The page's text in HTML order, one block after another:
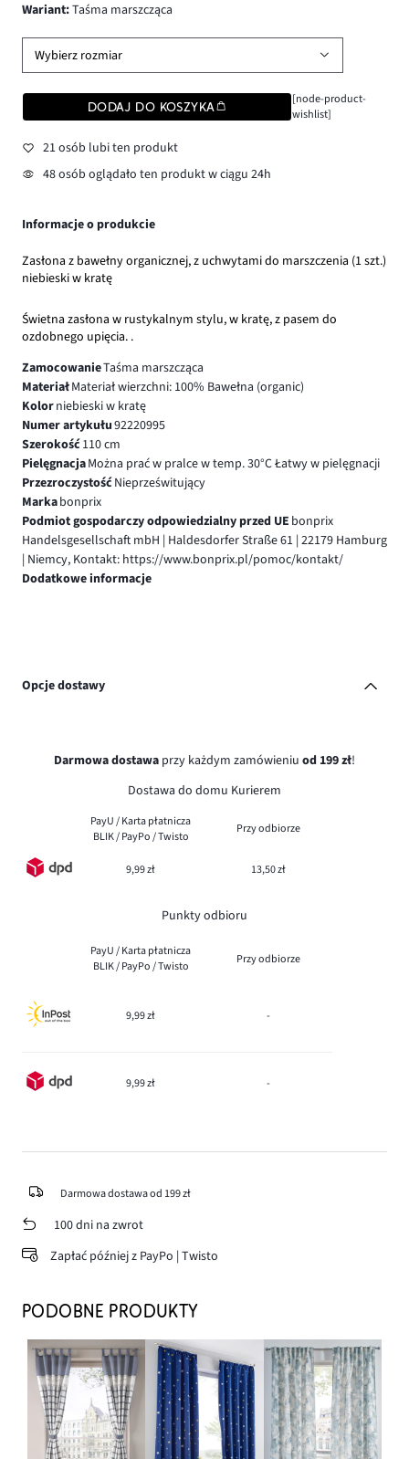
wariant:Taśma marszcząca
Wybierz rozmiar
DODAJ DO KOSZYKA
[node-product-
wishlist]
21 osób lubi ten produkt
48 osób oglądało ten produkt w ciągu 24h
Informacje o produkcie
Zasłona z bawełny organicznej, z uchwytami do marszczenia (1 szt.)
niebieski w kratę
Świetna zasłona w rustykalnym stylu, w kratę, z pasem do
ozdobnego upięcia. .
ZamocowanieTaśma marszcząca
MateriałMateriał wierzchni: 100% Bawełna (organic)
Kolorniebieski w kratę
Numer artykułu92220995
Szerokość110 cm
PielęgnacjaMożna prać w pralce w temp. 30°C Łatwy w pielęgnacji
PrzezroczystośćNieprześwitujący
Markabonprix
Podmiot gospodarczy odpowiedzialny przed UE bonprix
Handelsgesellschaft mbH | Haldesdorfer Straße 61 | 22179 Hamburg
| Niemcy, Kontakt: https://www.bonprix.pl/pomoc/kontakt/
Dodatkowe informacje
Opcje dostawy
Darmowa dostawa przy każdym zamówieniu od 199 zł!
Dostawa do domu Kurierem
PayU / Karta płatnicza
BLIK / PayPo / Twisto
Przy odbiorze
9,99 zł 13,50 zł
Punkty odbioru
PayU / Karta płatnicza
BLIK / PayPo / Twisto
Przy odbiorze
9,99 zł -
9,99 zł -
Darmowa dostawa od 199 zł
100 dni na zwrot
Zapłać później z PayPo | Twisto
PODOBNE PRODUKTY